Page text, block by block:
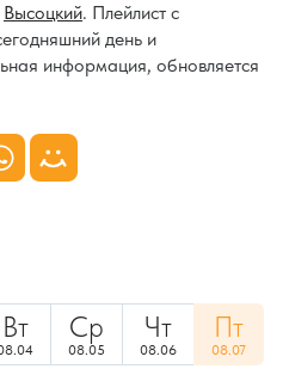
Высоцкий. Плейлист с
день и
информация, обновляется
Вт Ср
08.05
Чт
08.06
Пт
08.07